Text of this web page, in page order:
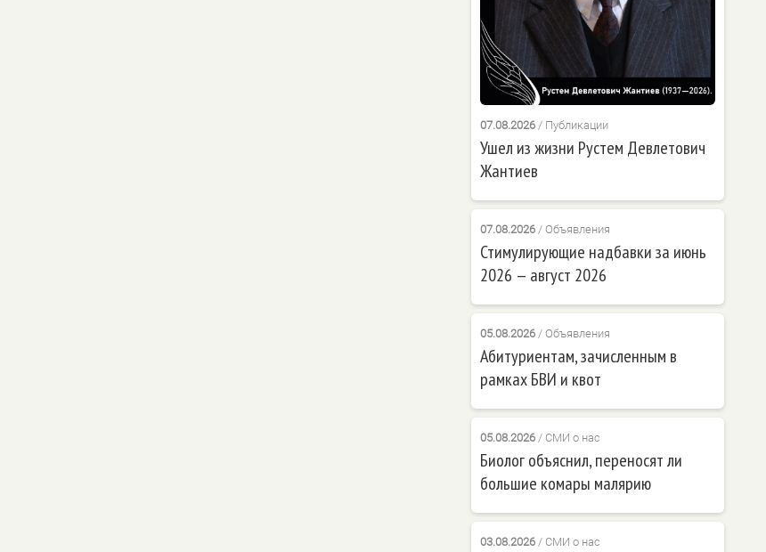
07.08.2026/ Публикации
Ушел из жизни Рустем Девлетович
Жантиев
07.08.2026/ Объявления
Стимулирующие надбавки за июнь
2026 — август 2026
05.08.2026/ Объявления
Абитуриентам, зачисленным в
рамках БВИ и квот
05.08.2026/ СМИ о нас
Биолог объяснил, переносят ли
большие комары малярию
03.08.2026/ СМИ о нас